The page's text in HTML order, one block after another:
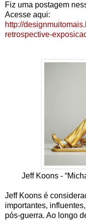
Fiz uma postagem
Acesse aqui:
http://
retrospective-
Jeff Koons -
Jeff Koons é
importantes,
pós-guerra. Ao longo